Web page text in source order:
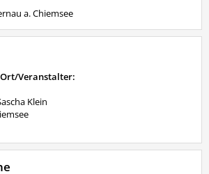
a. Chiemsee
Veranstalter:
Klein